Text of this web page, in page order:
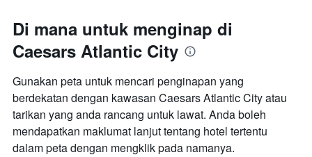
Di mana untuk menginap di
Caesars Atlantic City
Gunakan peta untuk mencari penginapan yang
berdekatan dengan kawasan Caesars Atlantic City atau
tarikan yang anda rancang untuk lawat. Anda boleh
mendapatkan maklumat lanjut tentang hotel tertentu
dalam peta dengan mengklik pada namanya.